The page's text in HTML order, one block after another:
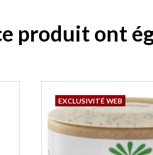
produit ont
EXCLUSIVITÉ WEB